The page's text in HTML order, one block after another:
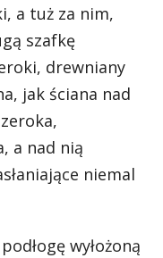
a tuż za nim,
szafkę
drewniany
jak ściana nad
a nad nią
niemal
wyłożoną